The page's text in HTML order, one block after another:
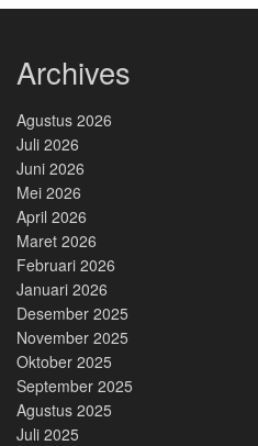
Archives
Agustus 2026
Juli 2026
Juni 2026
Mei 2026
April 2026
Maret 2026
Februari 2026
Januari 2026
Desember 2025
November 2025
Oktober 2025
September 2025
Agustus 2025
Juli 2025